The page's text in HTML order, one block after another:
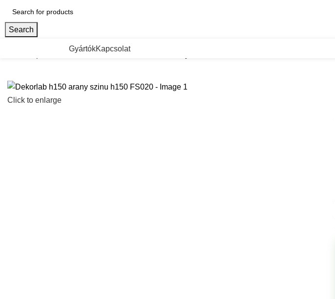
Search
GyártókKapcsolat
Dekorativ butorlabak
Click to enlarge